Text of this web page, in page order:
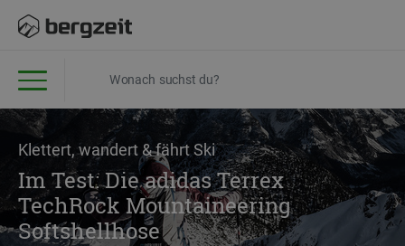
Klettert, wandert & fährt Ski
Im Test: Die adidas Terrex
TechRock Mountaineering
Softshellhose